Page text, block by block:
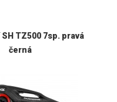
TZ500 7sp. pravá
černá